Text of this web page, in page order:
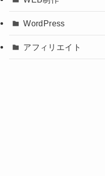
WordPress
アフィリエイト